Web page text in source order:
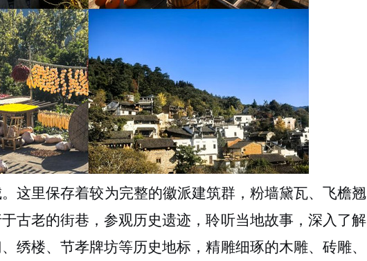
。这里保存着较为完整的徽派建筑群，粉墙黛瓦、飞檐翘
古老的街巷，参观历史遗迹，聆听当地故事，深入了解
绣楼、节孝牌坊等历史地标，精雕细琢的木雕、砖雕、